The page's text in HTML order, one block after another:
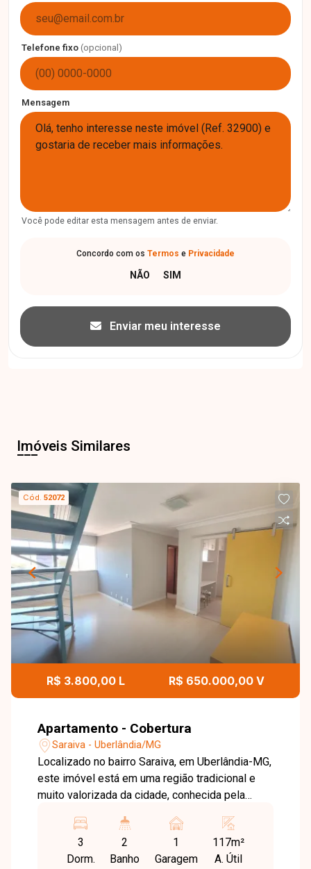
Telefone fixo (opcional)
Mensagem
Você pode editar esta mensagem antes de enviar.
Concordo com os Termos e Privacidade
Enviar meu interesse
Imóveis Similares
Cód.52072
R$ 3.800,00 L R$ 650.000,00 V
Apartamento - Cobertura
Saraiva - Uberlândia/MG
Localizado no bairro Saraiva, em Uberlândia-MG,
este imóvel está em uma região tradicional e
muito valorizada da cidade, conhecida pela
O bairro oferece ampla variedade de comércios,
escolas, serviços e opções de lazer, além de
proporcionar praticidade e qualidade de vida
3
Dorm.
2
Banho
1
Garagem
117m²
A. Útil